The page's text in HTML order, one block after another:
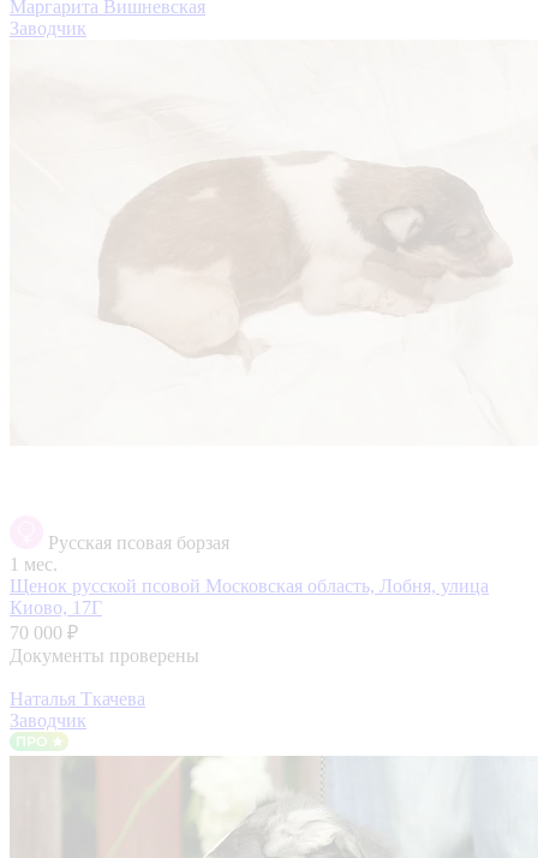
Маргарита Вишневская
Заводчик
Русская псовая борзая
1 мес.
Щенок русской псовой Московская область, Лобня, улица
Киово, 17Г
70 000 ₽
Документы проверены
Наталья Ткачева
Заводчик